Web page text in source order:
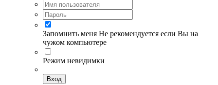
Запомнить меня Не рекомендуется если Вы на
чужом компьютере
Режим невидимки
Вход